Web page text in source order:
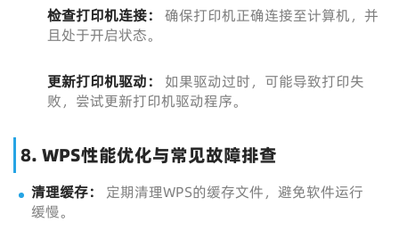
检查打印机连接：
确保打印机正确连接至计算机，并
且处于开启状态。
更新打印机驱动：
如果驱动过时，可能导致打印失
败，尝试更新打印机驱动程序。
8. WPS性能优化与常见故障排查
清理缓存：
定期清理WPS的缓存文件，避免软件运行
缓慢。